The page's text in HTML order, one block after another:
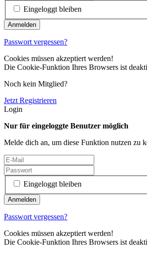
Eingeloggt bleiben
Passwort vergessen?
Cookies müssen akzeptiert werden!
Die Cookie-Funktion Ihres Browsers ist
Noch kein Mitglied?
Jetzt Registrieren
Login
Nur für eingeloggte Benutzer möglich
Melde dich an, um diese Funktion nutzen zu
Eingeloggt bleiben
Passwort vergessen?
Cookies müssen akzeptiert werden!
Die Cookie-Funktion Ihres Browsers ist